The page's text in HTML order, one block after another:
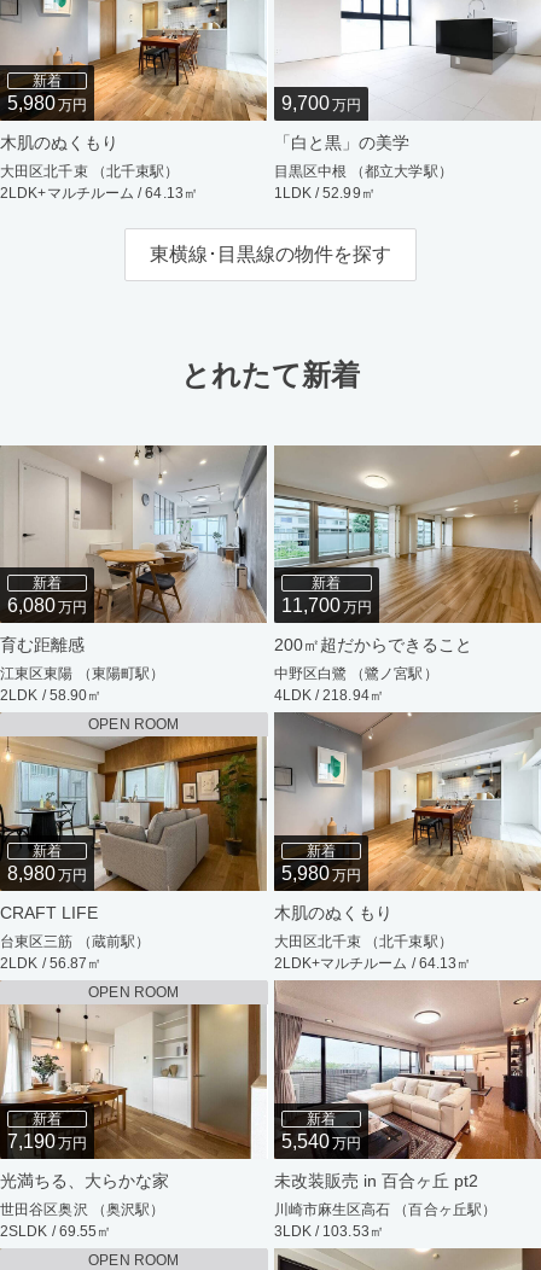
新着
5,980万円
木肌のぬくもり
大田区北千束 （北千束駅）
2LDK+マルチルーム / 64.13㎡
9,700万円
「白と黒」の美学
目黒区中根 （都立大学駅）
1LDK / 52.99㎡
東横線･目黒線の物件を探す
とれたて新着
新着
6,080万円
育む距離感
江東区東陽 （東陽町駅）
2LDK / 58.90㎡
新着
11,700万円
200㎡超だからできること
中野区白鷺 （鷺ノ宮駅）
4LDK / 218.94㎡
OPEN ROOM
新着
8,980万円
CRAFT LIFE
台東区三筋 （蔵前駅）
2LDK / 56.87㎡
新着
5,980万円
木肌のぬくもり
大田区北千束 （北千束駅）
2LDK+マルチルーム / 64.13㎡
OPEN ROOM
新着
7,190万円
光満ちる、大らかな家
世田谷区奥沢 （奥沢駅）
2SLDK / 69.55㎡
新着
5,540万円
未改装販売 in 百合ヶ丘 pt2
川崎市麻生区高石 （百合ヶ丘駅）
3LDK / 103.53㎡
OPEN ROOM